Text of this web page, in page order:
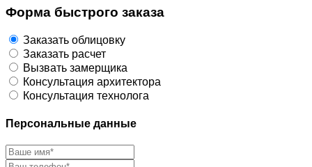
Форма быстрого заказа
Заказать облицовку
Заказать расчет
Вызвать замерщика
Консультация архитектора
Консультация технолога
Персональные данные